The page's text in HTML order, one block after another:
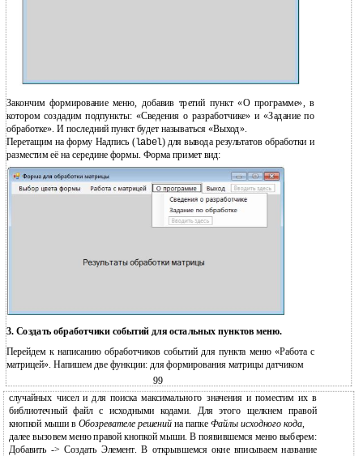
Закончим формирование меню, добавив третий пункт «О программе», в
котором создадим подпункты: «Сведения о разработчике» и «Задание по
обработке». И последний пункт будет называться «Выход».
Перетащим на форму Надпись (label) для вывода результатов обработки и
разместим её на середине формы. Форма примет вид:
3. Создать обработчики событий для остальных пунктов меню.
Перейдем к написанию обработчиков событий для пункта меню «Работа с
матрицей». Напишем две функции: для формирования матрицы датчиком
99
случайных чисел и для поиска максимального значения и поместим их в
библиотечный файл с исходными кодами. Для этого щелкнем правой
кнопкой мыши в Обозревателе решенийна папке Файлы исходного кода,
далее вызовем меню правой кнопкой мыши. В появившемся меню выберем:
Добавить -> Создать Элемент. В открывшемся окне вписываем название